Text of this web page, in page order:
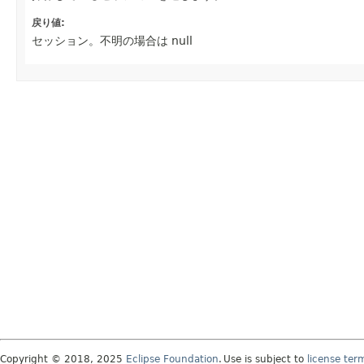
戻り値:
セッション。不明の場合は null
Copyright © 2018, 2025 Eclipse Foundation. Use is subject to license